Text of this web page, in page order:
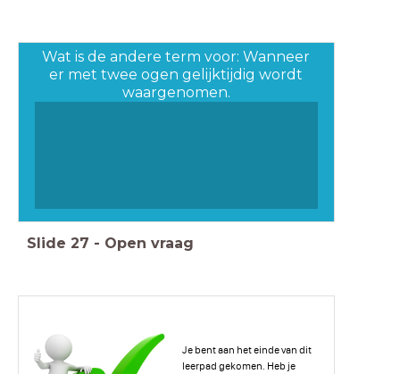
Wat is de andere term voor: Wanneer
er met twee ogen gelijktijdig wordt
waargenomen.
Slide 27 - Open vraag
Je bent aan het einde van dit
leerpad gekomen. Heb je